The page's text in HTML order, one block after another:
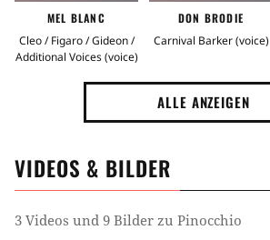
MEL BLANC
Cleo / Figaro / Gideon /
Additional Voices (voice)
DON BRODIE
Carnival Barker (voice)
ALLE ANZEIGEN
VIDEOS & BILDER
3 Videos und 9 Bilder zu Pinocchio